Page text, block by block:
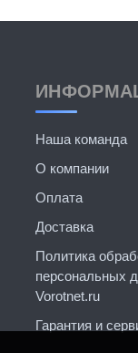
Наша команда
О компании
Оплата
Доставка
Политика
персональных
Vorotnet.ru
Гарантия и